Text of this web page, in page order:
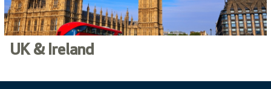
UK & Ireland